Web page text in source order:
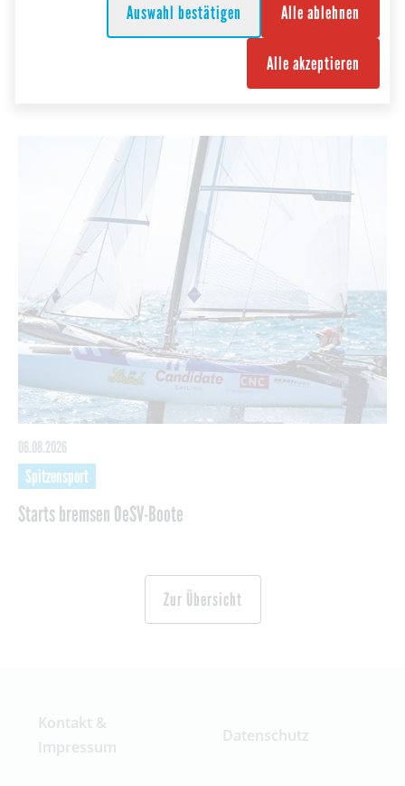
Kia Wingfoil-ÖM - Tourstopp #5 und Pump Foil World Cup
Breitensport
Starts bremsen OeSV-Boote
Spitzensport
06.08.2026
Zur Übersicht
Kontakt &
Impressum
Datenschutz
Auswahl bestätigen Alle ablehnen
Alle akzeptieren